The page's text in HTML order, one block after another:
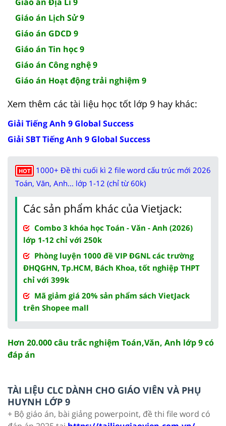
Giáo án Lịch Sử 9
Giáo án GDCD 9
Giáo án Tin học 9
Giáo án Công nghệ 9
Giáo án Hoạt động trải nghiệm 9
Xem thêm các tài liệu học tốt lớp 9 hay khác:
Giải Tiếng Anh 9 Global Success
Giải SBT Tiếng Anh 9 Global Success
HOT
1000+ Đề thi cuối kì 2 file word cấu trúc mới 2026
Toán, Văn, Anh... lớp 1-12 (chỉ từ 60k)
Các sản phẩm khác của Vietjack:
Combo 3 khóa học Toán - Văn - Anh (2026)
lớp 1-12 chỉ với 250k
Phòng luyện 1000 đề VIP ĐGNL các trường
ĐHQGHN, Tp.HCM, Bách Khoa, tốt nghiệp THPT
chỉ với 399k
Mã giảm giá 20% sản phẩm sách VietJack
trên Shopee mall
Hơn 20.000 câu trắc nghiệm Toán,Văn, Anh lớp 9 có
đáp án
TÀI LIỆU CLC DÀNH CHO GIÁO VIÊN VÀ PHỤ
HUYNH LỚP 9
+ Bộ giáo án, bài giảng powerpoint, đề thi file word có